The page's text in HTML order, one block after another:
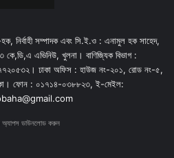
নির্বাহী সম্পাদক এবং সি.ই.ও : এনামুল হক সাহেদ,
কে,ডি,এ এভিনিউ, খুলনা। বাণিজ্যিক বিভাগ :
ঢাকা অফিস : হাউজ নং-২০১, রোড নং-৫,
ফোন : ০১৭১৪-০৩৮৮২৩, ই-মেইল:
অ্যাপস ডাউনলোড করুন